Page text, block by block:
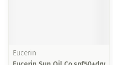
Eucerin